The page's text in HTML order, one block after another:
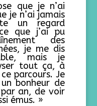
que je n’ai
je n’ai jamais
un regard
que j’ai pu
des
je me dis
mais je
tout ça, à
parcours. Je
bonheur de
an, de voir
émus. »